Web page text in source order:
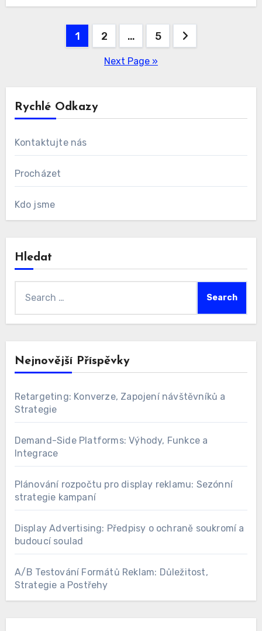
1 2 … 5
Next Page »
Rychlé Odkazy
Kontaktujte nás
Procházet
Kdo jsme
Hledat
for:
Nejnovější Příspěvky
Retargeting: Konverze, Zapojení návštěvníků a
Strategie
Demand-Side Platforms: Výhody, Funkce a
Integrace
Plánování rozpočtu pro display reklamu: Sezónní
strategie kampaní
Display Advertising: Předpisy o ochraně soukromí a
budoucí soulad
A/B Testování Formátů Reklam: Důležitost,
Strategie a Postřehy